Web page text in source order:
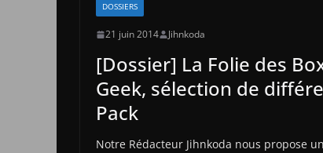
DOSSIERS
21 juin 2014 Jihnkoda
[Dossier] La Folie des
Geek, sélection de
Pack
Notre Rédacteur Jihnkoda nous propose un